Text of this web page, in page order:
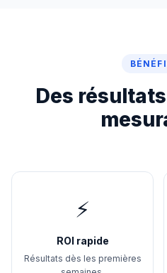
Des
⚡
ROI rapide
Résultats dès les premières